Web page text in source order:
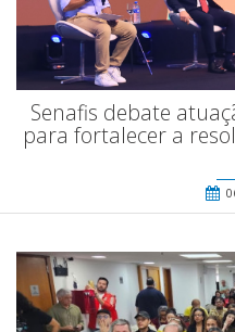
Senafis debate
para fortalecer a